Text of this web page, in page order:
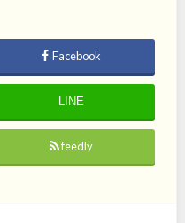
Facebook
LINE
feedly